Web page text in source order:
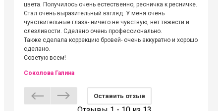
цвета. Получилось очень естественно, ресничка к ресничке.
Стал очень выразительный взгляд. У меня очень
чувствительные глаза- ничего не чувствую, нет тяжести и
слезливости. Сделано очень профессионально.
Также сделала коррекцию бровей- очень аккуратно и хорошо
сделано.
Советую всем!
Соколова Галина
Оставить отзыв